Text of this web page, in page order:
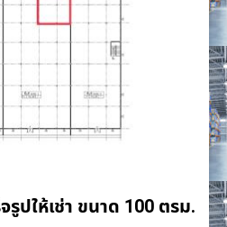
รูปให้เช่า ขนาด 100 ตรม.